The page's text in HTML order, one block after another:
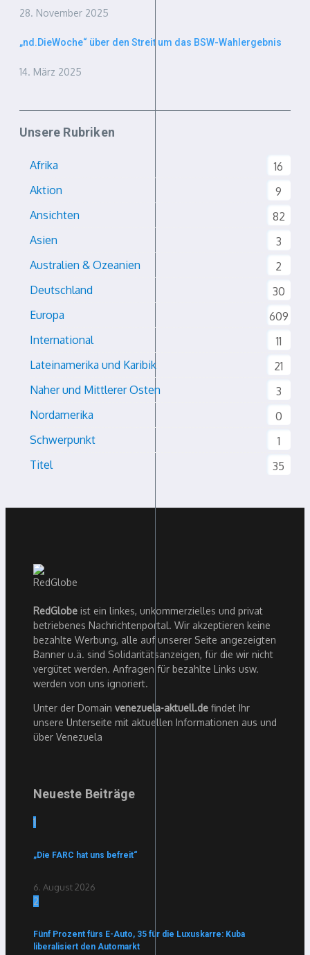
28. November 2025
„nd.DieWoche“ über den Streit um das BSW-Wahlergebnis
14. März 2025
Unsere Rubriken
Afrika
16
Aktion
9
Ansichten
82
Asien
3
Australien & Ozeanien
2
Deutschland
30
Europa
609
International
11
Lateinamerika und Karibik
21
Naher und Mittlerer Osten
3
Nordamerika
0
Schwerpunkt
1
Titel
35
RedGlobe ist ein linkes, unkommerzielles und privat
betriebenes Nachrichtenportal. Wir akzeptieren keine
bezahlte Werbung, alle auf unserer Seite angezeigten
Banner u.ä. sind Solidaritätsanzeigen, für die wir nicht
vergütet werden. Anfragen für bezahlte Links usw.
werden von uns ignoriert.
Unter der Domain venezuela-aktuell.de findet Ihr
unsere Unterseite mit aktuellen Informationen aus und
über Venezuela
Neueste Beiträge
1
„Die FARC hat uns befreit“
6. August 2026
2
Fünf Prozent fürs E-Auto, 35 für die Luxuskarre: Kuba
liberalisiert den Automarkt